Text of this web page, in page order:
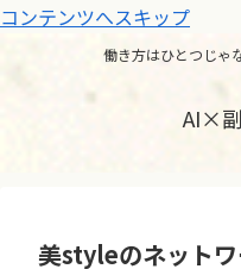
コンテンツへスキップ
働き方はひとつじゃ
AI×
美styleのネット